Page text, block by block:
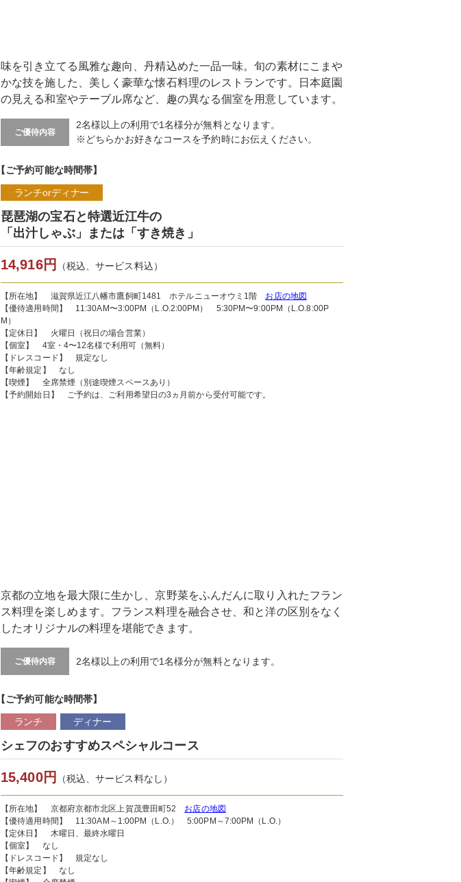
味を引き立てる風雅な趣向、丹精込めた一品一味。旬の素材にこまや
かな技を施した、美しく豪華な懐石料理のレストランです。日本庭園
の見える和室やテーブル席など、趣の異なる個室を用意しています。
ご優待内容
2名様以上の利用で1名様分が無料となります。
※どちらかお好きなコースを予約時にお伝えください。
【ご予約可能な時間帯】
ランチorディナー
琵琶湖の宝石と特選近江牛の
「出汁しゃぶ」または「すき焼き」
14,916円 （税込、サービス料込）
【所在地】 滋賀県近江八幡市鷹飼町1481 ホテルニューオウミ1階 お店の地図
【優待適用時間】 11:30AM〜3:00PM（L.O.2:00PM） 5:30PM〜9:00PM（L.O.8:00P
M）
【定休日】 火曜日（祝日の場合営業）
【個室】 4室・4〜12名様で利用可（無料）
【ドレスコード】 規定なし
【年齢規定】 なし
【喫煙】 全席禁煙（別途喫煙スペースあり）
【予約開始日】 ご予約は、ご利用希望日の3ヵ月前から受付可能です。
京都の立地を最大限に生かし、京野菜をふんだんに取り入れたフラン
ス料理を楽しめます。フランス料理を融合させ、和と洋の区別をなく
したオリジナルの料理を堪能できます。
ご優待内容 2名様以上の利用で1名様分が無料となります。
【ご予約可能な時間帯】
ランチ ディナー
シェフのおすすめスペシャルコース
15,400円 （税込、サービス料なし）
【所在地】 京都府京都市北区上賀茂豊田町52 お店の地図
【優待適用時間】 11:30AM～1:00PM（L.O.） 5:00PM～7:00PM（L.O.）
【定休日】 木曜日、最終水曜日
【個室】 なし
【ドレスコード】 規定なし
【年齢規定】 なし